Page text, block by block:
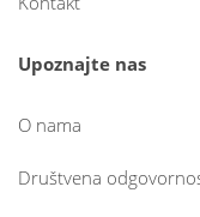
Upoznajte nas
O nama
Društvena